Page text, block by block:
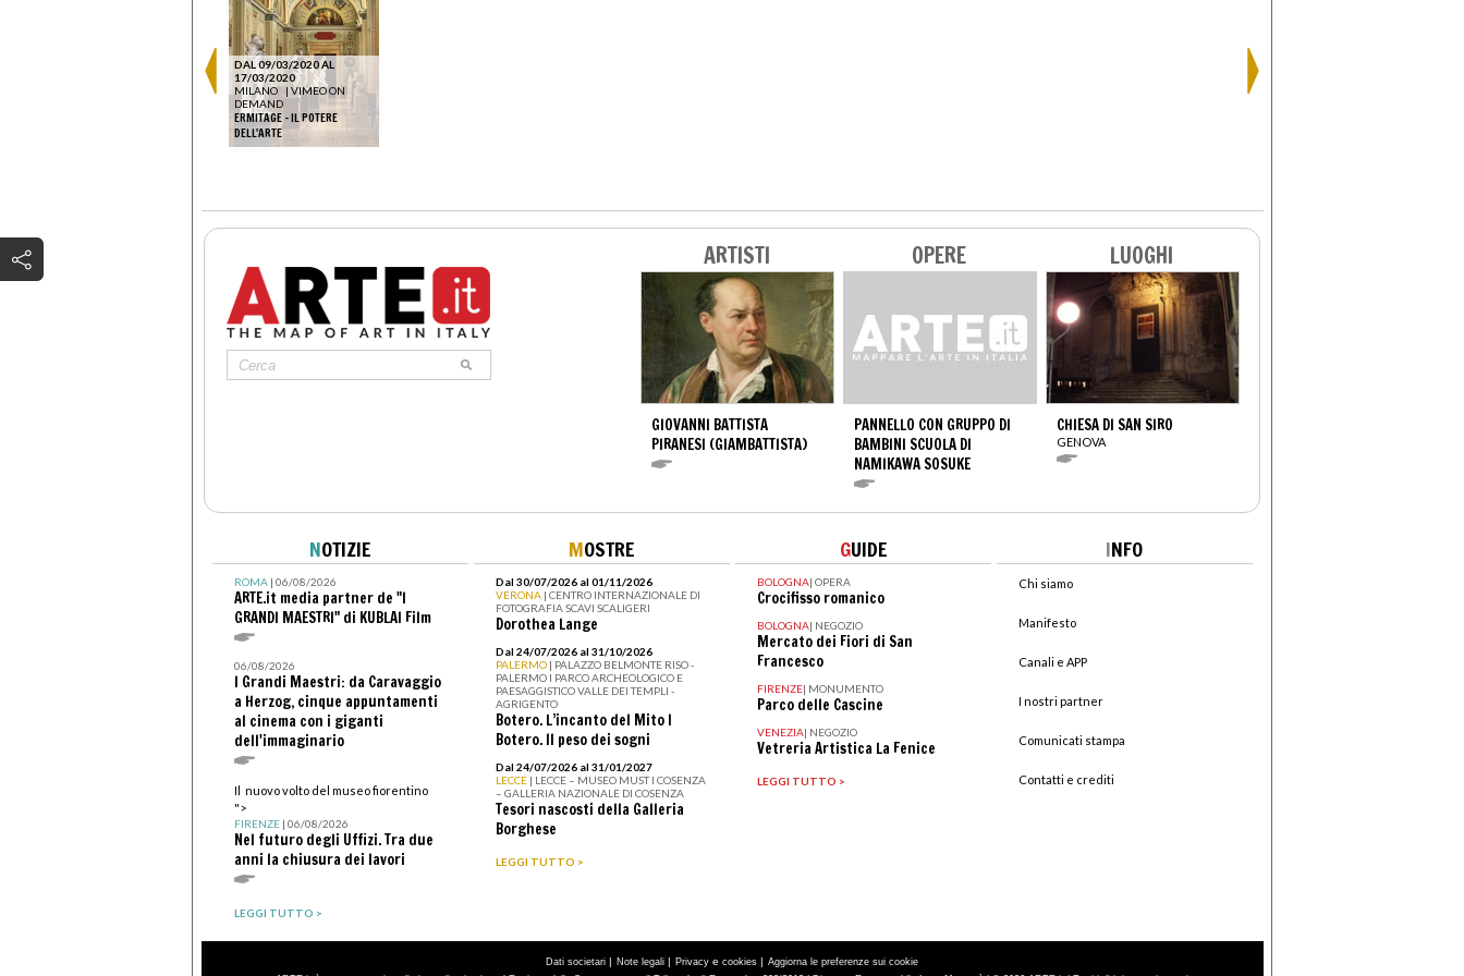
DAL 09/03/2020 AL
17/03/2020
MILANO
| VIMEO ON
DEMAND
ERMITAGE - IL POTERE
DELL'ARTE
ARTISTI
GIOVANNI BATTISTA
PIRANESI (GIAMBATTISTA)
OPERE
PANNELLO CON GRUPPO DI
BAMBINI SCUOLA DI
NAMIKAWA SOSUKE
LUOGHI
CHIESA DI SAN SIRO
GENOVA
NOTIZIE
ROMA| 06/08/2026
ARTE.it media partner de "I
GRANDI MAESTRI" di KUBLAI Film
06/08/2026
I Grandi Maestri: da Caravaggio
a Herzog, cinque appuntamenti
al cinema con i giganti
dell'immaginario
Il nuovo volto del museo fiorentino
">
FIRENZE| 06/08/2026
Nel futuro degli Uffizi. Tra due
anni la chiusura dei lavori
LEGGI TUTTO >
MOSTRE
Dal 30/07/2026 al 01/11/2026
VERONA | CENTRO INTERNAZIONALE DI
FOTOGRAFIA SCAVI SCALIGERI
Dorothea Lange
Dal 24/07/2026 al 31/10/2026
PALERMO | PALAZZO BELMONTE RISO -
PALERMO I PARCO ARCHEOLOGICO E
PAESAGGISTICO VALLE DEI TEMPLI -
AGRIGENTO
Botero. L’incanto del Mito I
Botero. Il peso dei sogni
Dal 24/07/2026 al 31/01/2027
LECCE | LECCE – MUSEO MUST I COSENZA
– GALLERIA NAZIONALE DI COSENZA
Tesori nascosti della Galleria
Borghese
LEGGI TUTTO >
GUIDE
BOLOGNA| OPERA
Crocifisso romanico
BOLOGNA| NEGOZIO
Mercato dei Fiori di San
Francesco
FIRENZE| MONUMENTO
Parco delle Cascine
VENEZIA| NEGOZIO
Vetreria Artistica La Fenice
LEGGI TUTTO >
INFO
Chi siamo
Manifesto
Canali e APP
I nostri partner
Comunicati stampa
Contatti e crediti
Dati societari | Note legali | Privacy e cookies | Aggiorna le preferenze sui cookie